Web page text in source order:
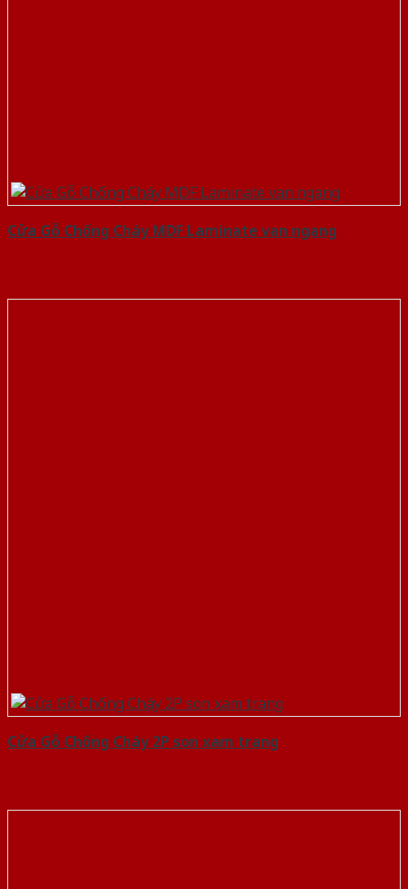
Cửa Gỗ Chống Cháy MDF Laminate van ngang
Cửa Gỗ Chống Cháy 2P son xam trang